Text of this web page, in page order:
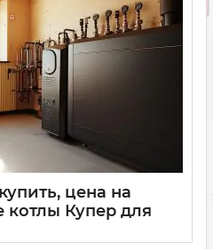
цена на
котлы Купер для